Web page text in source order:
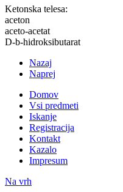
Ketonska telesa:
aceton
aceto-acetat
D-b-hidroksibutarat
Nazaj
Naprej
Domov
Vsi predmeti
Iskanje
Registracija
Kontakt
Kazalo
Impresum
Na vrh